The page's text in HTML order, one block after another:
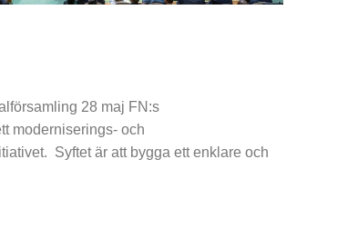
28 maj FN:s
moderniserings- och
Syftet är att bygga ett enklare och